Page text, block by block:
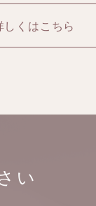
しくはこちら
い